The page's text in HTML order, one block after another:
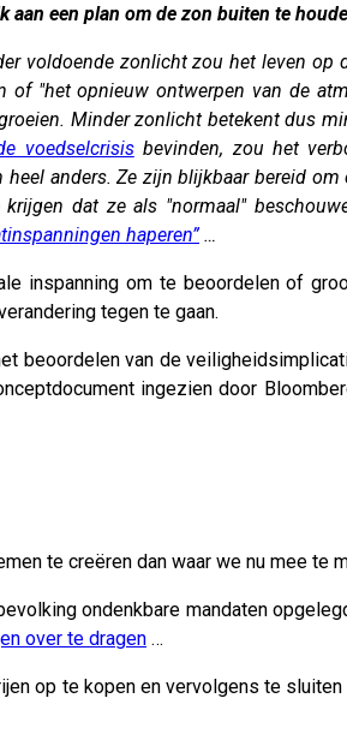
aan een plan om de zon buiten te
voldoende zonlicht zou het leven
of "het opnieuw ontwerpen van de
Minder zonlicht betekent dus
voedselcrisisbevinden, zou het
anders. Ze zijn blijkbaar bereid
dat ze als "normaal"
haperen”…
inspanning om te beoordelen of
tegen te gaan.
beoordelen van de
ingezien door
te creëren dan waar we nu mee te
ondenkbare mandaten
over te dragen …
op te kopen en vervolgens te